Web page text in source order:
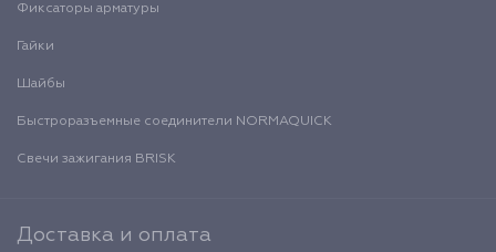
Фиксаторы арматуры
Гайки
Шайбы
Быстроразъемные соединители NORMAQUICK
Свечи зажигания BRISK
Доставка и оплата